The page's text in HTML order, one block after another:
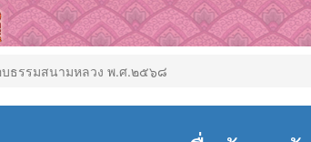
บธรรมสนามหลวง พ.ศ.๒๕๖๘